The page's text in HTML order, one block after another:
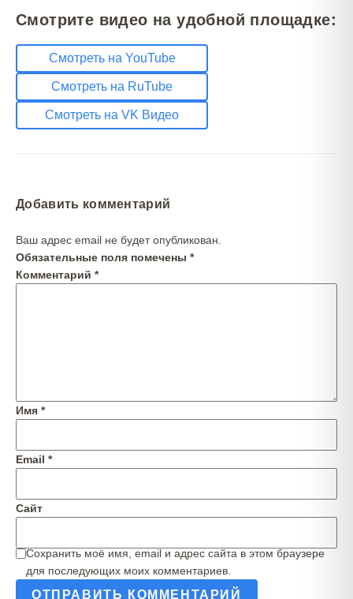
Смотрите видео на удобной площадке:
Смотреть на YouTube
Смотреть на RuTube
Смотреть на VK Видео
Добавить комментарий
Ваш адрес email не будет опубликован.
Обязательные поля помечены *
Комментарий *
Имя *
Email *
Сайт
Сохранить моё имя, email и адрес сайта в этом браузере
для последующих моих комментариев.